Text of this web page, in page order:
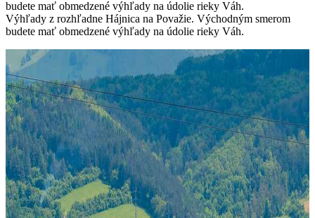
Výhľady z rozhľadne Hájnica na Považie. Východným smerom
budete mať obmedzené výhľady na údolie rieky Váh.